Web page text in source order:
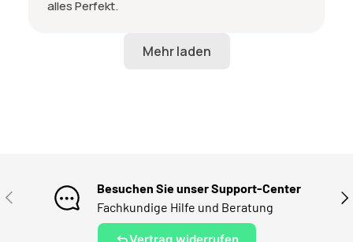
alles Perfekt.
VORHERIGE
Besuchen Sie unser Support-Center
Fachkundige Hilfe und Beratung